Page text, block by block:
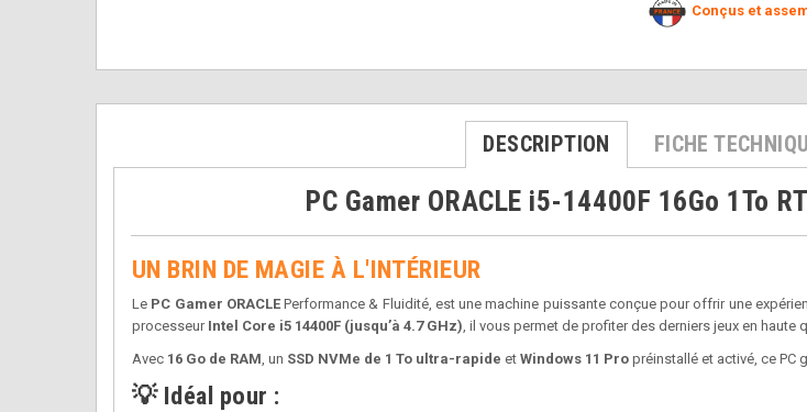
Conçus et
DESCRIPTION FICHE
PC Gamer ORACLE i5-14400F 16Go 1To
UN BRIN DE MAGIE À L'INTÉRIEUR
Le PC Gamer ORACLEPerformance & Fluidité, est une machine puissante conçue pour offrir une
processeur Intel Core i5 14400F (jusqu’à 4.7 GHz) , il vous permet de profiter des derniers jeux en
Avec 16 Go de RAM , un SSD NVMe de 1 To ultra-rapide et Windows 11 Pro préinstallé et activé, ce PC
💡 Idéal pour :